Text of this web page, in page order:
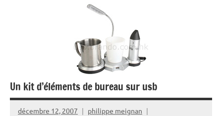
Un kit d’éléments de bureau sur usb
décembre 12, 2007
philippe meignan